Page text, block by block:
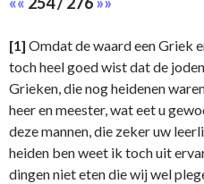
[1] Omdat de waard een Griek
toch heel goed wist dat de
Grieken, die nog heidenen
heer en meester, wat eet u
deze mannen, die zeker uw
heiden ben weet ik toch uit
dingen niet eten die wij wel